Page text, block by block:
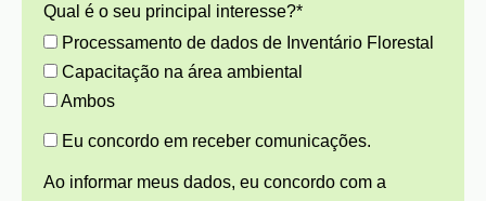
Qual é o seu principal interesse?*
Processamento de dados de Inventário Florestal
Capacitação na área ambiental
Ambos
Eu concordo em receber comunicações.
Ao informar meus dados, eu concordo com a